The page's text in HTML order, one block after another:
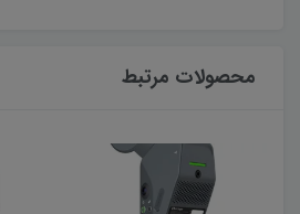
محصولات مرتبط